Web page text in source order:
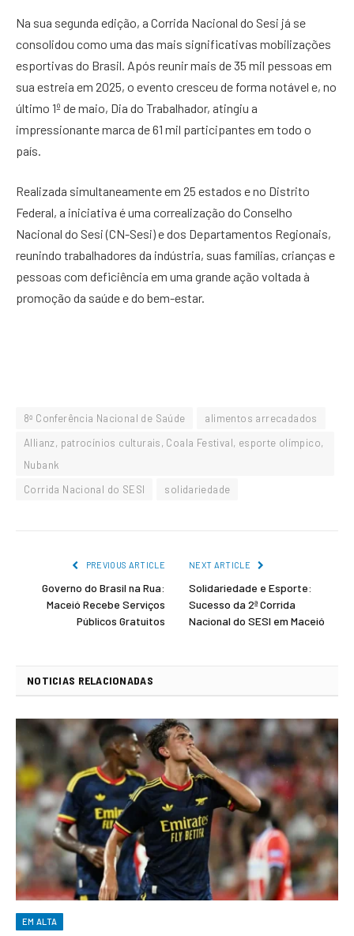
Na sua segunda edição, a Corrida Nacional do Sesi já se
consolidou como uma das mais significativas mobilizações
esportivas do Brasil. Após reunir mais de 35 mil pessoas em
sua estreia em 2025, o evento cresceu de forma notável e, no
último 1º de maio, Dia do Trabalhador, atingiu a
impressionante marca de 61 mil participantes em todo o
país.
Realizada simultaneamente em 25 estados e no Distrito
Federal, a iniciativa é uma correalização do Conselho
Nacional do Sesi (CN-Sesi) e dos Departamentos Regionais,
reunindo trabalhadores da indústria, suas famílias, crianças e
pessoas com deficiência em uma grande ação voltada à
promoção da saúde e do bem-estar.
8ª Conferência Nacional de Saúde
alimentos arrecadados
Allianz, patrocínios culturais, Coala Festival, esporte olímpico,
Nubank
Corrida Nacional do SESI
solidariedade
PREVIOUS ARTICLE
Governo do Brasil na Rua:
Maceió Recebe Serviços
Públicos Gratuitos
NEXT ARTICLE
Solidariedade e Esporte:
Sucesso da 2ª Corrida
Nacional do SESI em Maceió
NOTICIAS RELACIONADAS
EM ALTA